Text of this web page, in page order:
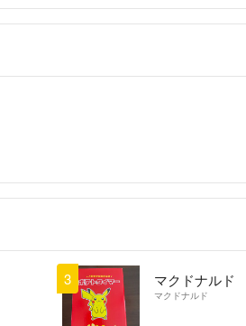
3 マクドナルド
マクドナルド